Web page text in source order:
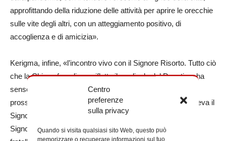
Centro
preferenze
sulla privacy
Quando si visita qualsiasi sito Web, questo può
memorizzare o recuperare informazioni sul tuo
approfittando della riduzione delle attività per aprire le orecchie
sulle vite degli altri, con un atteggiamento positivo, di
accoglienza e di amicizia».
Kerigma, infine, «l’incontro vivo con il Signore Risorto. Tutto ciò
che la Chiesa fa e dice – riflette il cardinale del Donatis – ha
senso solo se è al servizio di questo incontro. Anche farsi
prossimi all’altro per accoglierlo e volergli bene, come faceva il
Signore, è kerigma in atto, è dare volto, mani e gambe al
Signore che vuole far sperimentare il suo amore ai suoi